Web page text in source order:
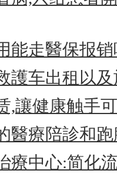
能走醫保报
護车出租以
,讓健康触手
醫療陪診和
療中心:简化